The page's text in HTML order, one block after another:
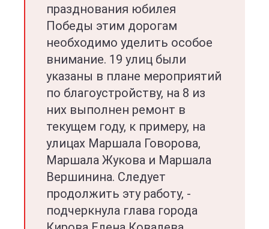
празднования юбилея
Победы этим дорогам
необходимо уделить особое
внимание. 19 улиц были
указаны в плане мероприятий
по благоустройству, на 8 из
них выполнен ремонт в
текущем году, к примеру, на
улицах Маршала Говорова,
Маршала Жукова и Маршала
Вершинина. Следует
продолжить эту работу, -
подчеркнула глава города